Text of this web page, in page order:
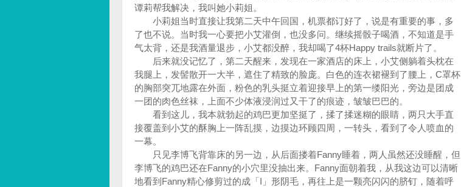
谭莉帮我解决，我叫她小莉姐。
小莉姐当时直接让我第二天中午回国，机票都订好了，说是有重要的事，多
了也不说。当时我一心要把小艾灌倒，也没多问。继续摇骰子喝酒，不知道是手
气太背，还是我酒量退步，小艾都没醉，我却喝了4杯Happy trails就断片了。
后来就没记忆了，第二天醒来，发现在一家酒店的床上，小艾侧躺着头枕在
我腿上，发髻散开一大半，遮住了精致的脸庞。白色的连衣裙褪到了腰上，C罩杯
的胸部突兀地露在外面，粉色的乳头挺立着迎接早上的第一缕阳光，旁边是团成
一团的肉色丝袜，上面不少体液浸润过又干了的痕迹，皱皱巴巴的。
看到这儿，我本就勃起的鸡巴更加坚挺了，揉了揉迷糊的眼睛，两只大手直
接覆盖到小艾的酥胸上一阵乱摸，边摸边环顾四周，一转头，看到了令人喷血的
一幕。
只见李博飞背靠床的另一边，从后面搂着Fanny睡着，两人虽然还没睡醒，但
李博飞的鸡巴还在Fanny的小穴里没抽出来。Fanny面朝着我，从我这边可以清晰
地看到Fanny精心修剪过的成「I」形阴毛，再往上是一颗亮闪闪的脐钉，随着呼